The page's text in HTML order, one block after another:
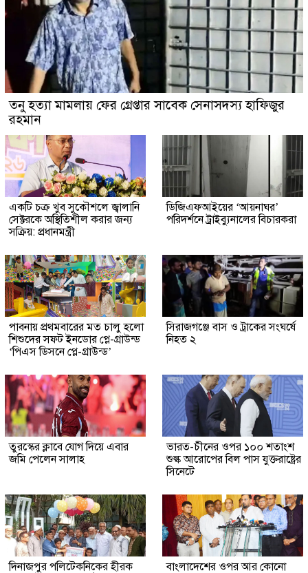
তনু হত্যা মামলায় ফের গ্রেপ্তার সাবেক সেনাসদস্য হাফিজুর
রহমান
একটি চক্র খুব সুকৌশলে জ্বালানি
সেক্টরকে অস্থিতিশীল করার জন্য
সক্রিয়: প্রধানমন্ত্রী
ডিজিএফআইয়ের ‘আয়নাঘর’
পরিদর্শনে ট্রাইব্যুনালের বিচারকরা
পাবনায় প্রথমবারের মত চালু হলো
শিশুদের সফট ইনডোর প্লে-গ্রাউন্ড
‘পিএস ডিসনে প্লে-গ্রাউন্ড’
সিরাজগঞ্জে বাস ও ট্রাকের সংঘর্ষে
নিহত ২
তুরস্কের ক্লাবে যোগ দিয়ে এবার
জমি পেলেন সালাহ
ভারত-চীনের ওপর ১০০ শতাংশ
শুল্ক আরোপের বিল পাস যুক্তরাষ্ট্রের
সিনেটে
দিনাজপুর পলিটেকনিকের হীরক
বাংলাদেশের ওপর আর কোনো